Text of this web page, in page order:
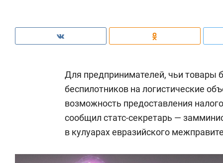
Для предпринимателей, чьи товары
беспилотников на логистические
возможность предоставления
сообщил статс-секретарь —
в кулуарах евразийского